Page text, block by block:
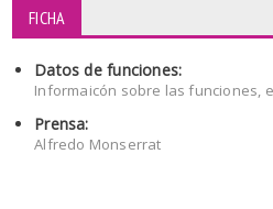
FICHA
Datos de funciones:
Informaicón sobre las funciones,
Prensa:
Alfredo Monserrat